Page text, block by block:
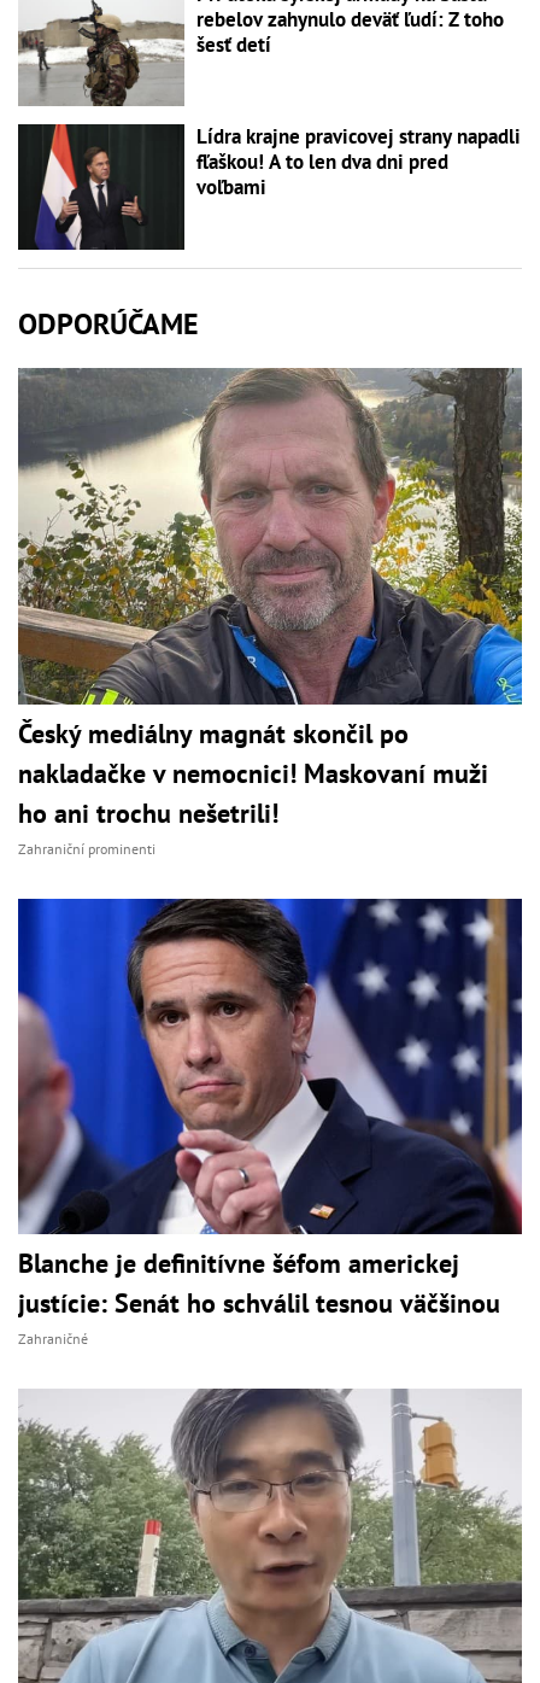
rebelov zahynulo deväť ľudí: Z toho
šesť detí
Lídra krajne pravicovej strany napadli
fľaškou! A to len dva dni pred
voľbami
ODPORÚČAME
Český mediálny magnát skončil po
nakladačke v nemocnici! Maskovaní muži
ho ani trochu nešetrili!
Zahraniční prominenti
Blanche je definitívne šéfom americkej
justície: Senát ho schválil tesnou väčšinou
Zahraničné